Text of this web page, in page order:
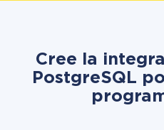
Cree la
PostgreSQL